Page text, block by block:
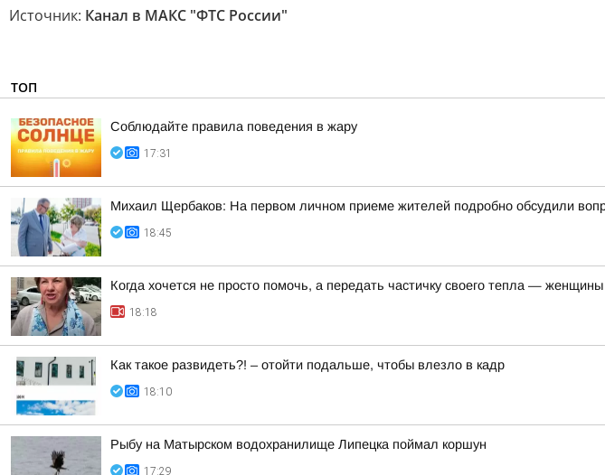
Источник: Канал в МАКС "ФТС России"
ТОП
Соблюдайте правила поведения в жару
17:31
Михаил Щербаков: На первом личном приеме жителей подробно обсудили
18:45
Когда хочется не просто помочь, а передать частичку своего тепла —
18:18
Как такое развидеть?! – отойти подальше, чтобы влезло в кадр
18:10
Рыбу на Матырском водохранилище Липецка поймал коршун
17:29